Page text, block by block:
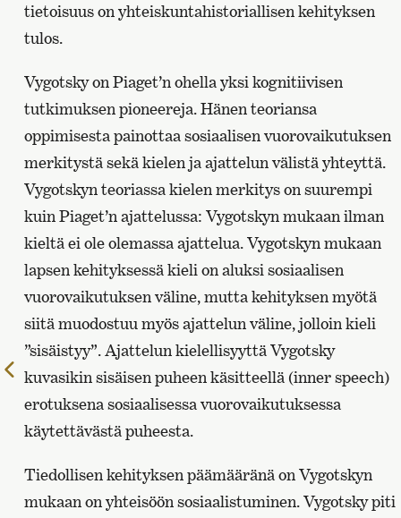
tietoisuus on yhteiskuntahistoriallisen kehityksen
tulos.
Vygotsky on Piaget’n ohella yksi kognitiivisen
tutkimuksen pioneereja. Hänen teoriansa
oppimisesta painottaa sosiaalisen vuorovaikutuksen
merkitystä sekä kielen ja ajattelun välistä yhteyttä.
Vygotskyn teoriassa kielen merkitys on suurempi
kuin Piaget’n ajattelussa: Vygotskyn mukaan ilman
kieltä ei ole olemassa ajattelua. Vygotskyn mukaan
lapsen kehityksessä kieli on aluksi sosiaalisen
vuorovaikutuksen väline, mutta kehityksen myötä
siitä muodostuu myös ajattelun väline, jolloin kieli
”sisäistyy”. Ajattelun kielellisyyttä Vygotsky
kuvasikin sisäisen puheen käsitteellä (inner speech)
erotuksena sosiaalisessa vuorovaikutuksessa
käytettävästä puheesta.
Tiedollisen kehityksen päämääränä on Vygotskyn
mukaan on yhteisöön sosiaalistuminen. Vygotsky piti
Edelliselle